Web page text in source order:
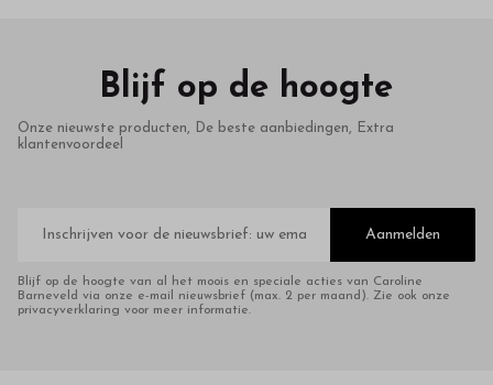
Blijf op de hoogte
Onze nieuwste producten, De beste aanbiedingen, Extra
klantenvoordeel
mailadres
Aanmelden
Blijf op de hoogte van al het moois en speciale acties van Caroline
Barneveld via onze e-mail nieuwsbrief (max. 2 per maand). Zie ook onze
privacyverklaring voor meer informatie.